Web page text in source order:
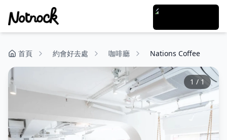
首頁 約會好去處 咖啡廳 Nations Coffee
1 / 1